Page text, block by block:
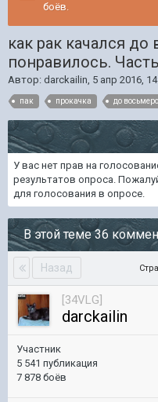
боёв.
как рак качался
понравилось.
Автор: darckailin, 5 апр 2016,
пак прокачка до
У вас нет прав на
результатов опроса.
для голосования в опросе.
В этой теме 36
Назад
[34VLG]
darckailin
Участник
5 541 публикация
7 878 боёв